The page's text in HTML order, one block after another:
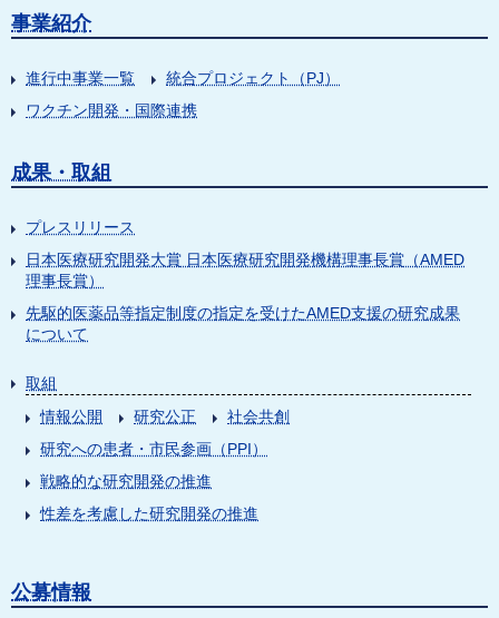
事業紹介
進行中事業一覧
統合プロジェクト（PJ）
ワクチン開発・国際連携
成果・取組
プレスリリース
日本医療研究開発大賞 日本医療研究開発機構理事長賞（AMED
理事長賞）
先駆的医薬品等指定制度の指定を受けたAMED支援の研究成果
について
取組
情報公開
研究公正
社会共創
研究への患者・市民参画（PPI）
戦略的な研究開発の推進
性差を考慮した研究開発の推進
公募情報